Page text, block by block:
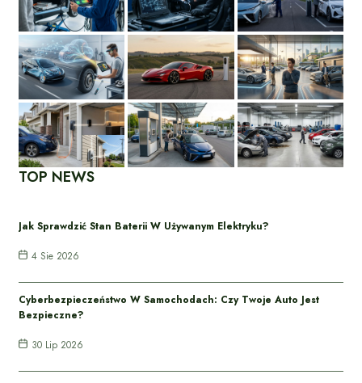
TOP NEWS
Jak Sprawdzić Stan Baterii W Używanym Elektryku?
4 Sie 2026
Cyberbezpieczeństwo W Samochodach: Czy Twoje Auto Jest
Bezpieczne?
30 Lip 2026